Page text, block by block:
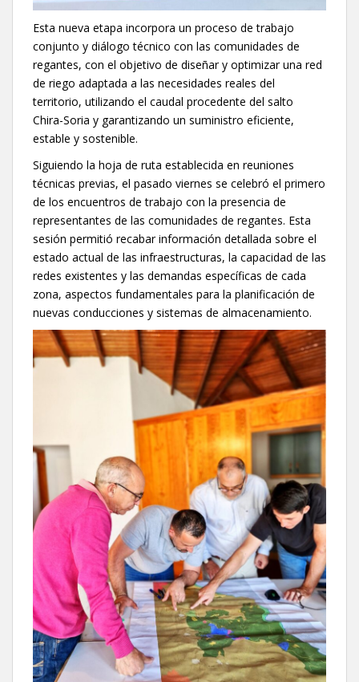
Esta nueva etapa incorpora un proceso de trabajo
conjunto y diálogo técnico con las comunidades de
regantes, con el objetivo de diseñar y optimizar una red
de riego adaptada a las necesidades reales del
territorio, utilizando el caudal procedente del salto
Chira-Soria y garantizando un suministro eficiente,
estable y sostenible.
Siguiendo la hoja de ruta establecida en reuniones
técnicas previas, el pasado viernes se celebró el primero
de los encuentros de trabajo con la presencia de
representantes de las comunidades de regantes. Esta
sesión permitió recabar información detallada sobre el
estado actual de las infraestructuras, la capacidad de las
redes existentes y las demandas específicas de cada
zona, aspectos fundamentales para la planificación de
nuevas conducciones y sistemas de almacenamiento.